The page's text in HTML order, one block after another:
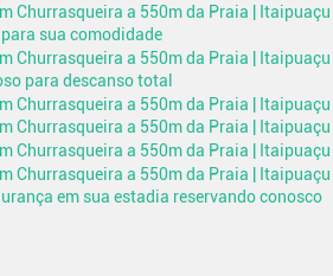
sua comodidade
para descanso total
em sua estadia reservando conosco